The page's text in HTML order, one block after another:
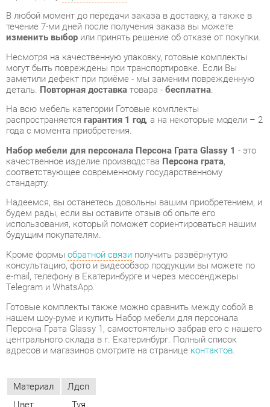
Несмотря на качественную упаковку, готовые комплекты
могут быть повреждены при транспортировке. Если Вы
заметили дефект при приёме - мы заменим поврежденную
деталь.Повторная доставкатовара -бесплатна.
На всю мебель категории Готовые комплекты
распространяетсягарантия 1 год, а на некоторые модели – 2
года с момента приобретения.
Набор мебели для персонала Персона Грата Glassy 1
качественное изделие производстваПерсона грата
соответствующее современному государственному
стандарту.
Надеемся, вы останетесь довольны вашим приобретением, и
будем рады, если вы оставите отзыв об опыте его
использования, который поможет сориентироваться нашим
будущим покупателям.
получить развёрнутую
консультацию, фото и видеообзор продукции вы можете по
e-mail, телефону в Екатеринбурге и через мессенджеры
Telegram и WhatsApp.
нашем шоу-руме и купить Набор мебели для персонала
Персона Грата Glassy 1, самостоятельно забрав его с нашего
центрального склада в г. Екатеринбург. Полный список
адресов и магазинов смотрите на странице
Материал Лдсп
Цвет Туя
Пока нет отзывов, поделитесь первым своим мнением.